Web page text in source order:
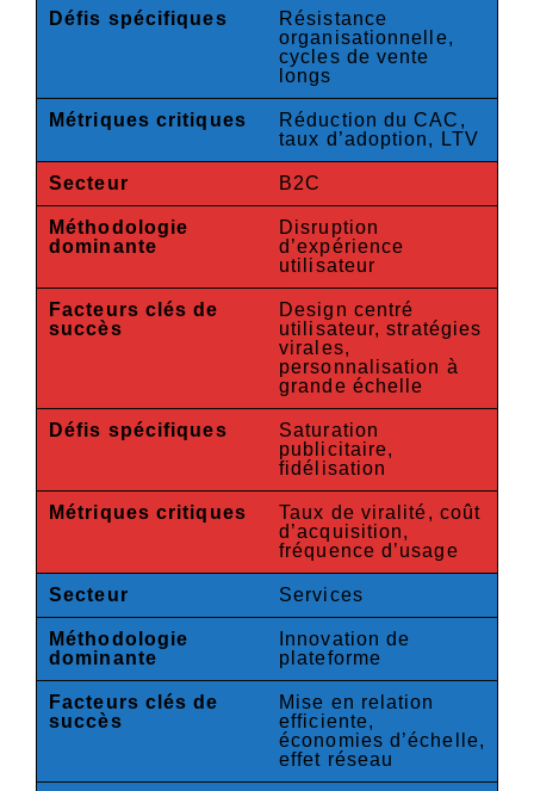
Défis spécifiques
Résistance
organisationnelle,
cycles de vente
longs
Métriques critiques
Réduction du CAC,
taux d’adoption, LTV
Secteur B2C
Méthodologie
dominante
Disruption
d’expérience
utilisateur
Facteurs clés de
succès
Design centré
utilisateur, stratégies
virales,
personnalisation à
grande échelle
Défis spécifiques
Saturation
publicitaire,
fidélisation
Métriques critiques
Taux de viralité, coût
d’acquisition,
fréquence d’usage
Secteur Services
Méthodologie
dominante
Innovation de
plateforme
Facteurs clés de
succès
Mise en relation
efficiente,
économies d’échelle,
effet réseau